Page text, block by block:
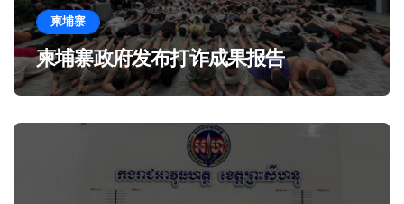
柬埔寨
柬埔寨政府发布打诈成果报告